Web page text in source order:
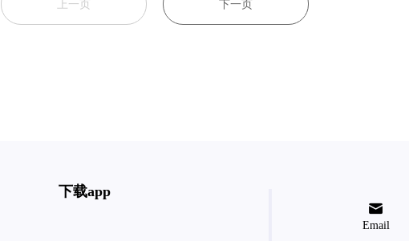
上一页 下一页
下载app

Email